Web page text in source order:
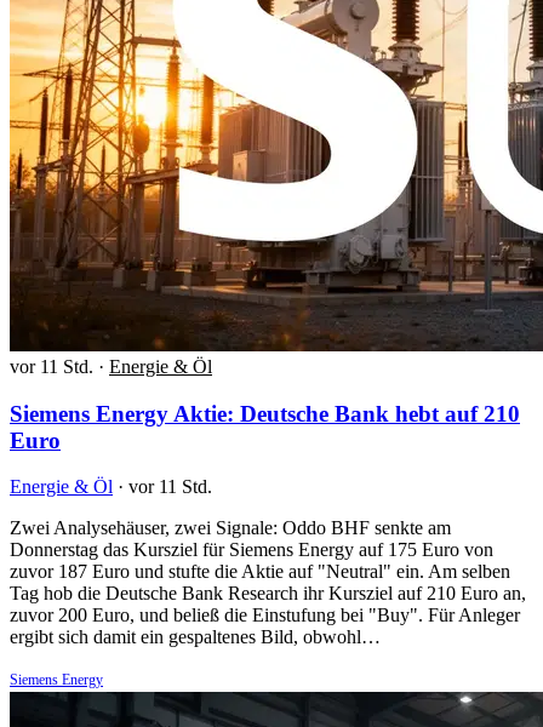
vor 11 Std. · Energie & Öl
Siemens Energy Aktie: Deutsche Bank hebt auf 210
Euro
Energie & Öl · vor 11 Std.
Zwei Analysehäuser, zwei Signale: Oddo BHF senkte am
Donnerstag das Kursziel für Siemens Energy auf 175 Euro von
zuvor 187 Euro und stufte die Aktie auf "Neutral" ein. Am selben
Tag hob die Deutsche Bank Research ihr Kursziel auf 210 Euro an,
zuvor 200 Euro, und beließ die Einstufung bei "Buy". Für Anleger
ergibt sich damit ein gespaltenes Bild, obwohl…
Siemens Energy